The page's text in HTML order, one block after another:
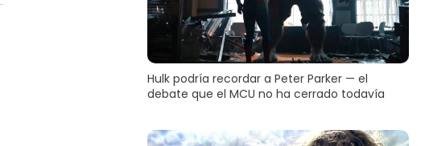
Hulk podría recordar a Peter Parker — el
debate que el MCU no ha cerrado todavía